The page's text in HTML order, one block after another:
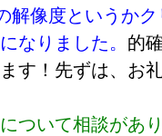
解像度というか
なりました。 的
す！先ずは、お
ついて相談があ